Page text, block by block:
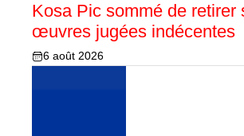
Kosa Pic sommé de retirer
œuvres jugées indécentes
6 août 2026